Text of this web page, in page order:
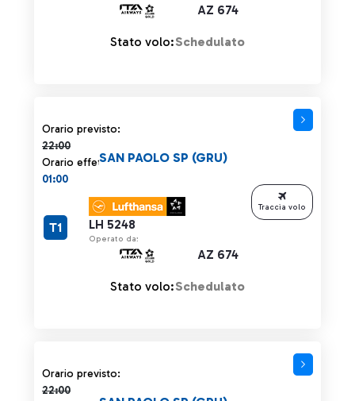
AZ 674
Stato volo:Schedulato
Orario previsto:
22:00
Orario previsto 22:00 barrato
Orario effettivo:
01:00
LH 5248
Operato da:
AZ 674
SAN PAOLO SP (GRU)
T1
Stato volo:Schedulato
Traccia volo
Orario previsto:
22:00
Orario previsto 22:00 barrato